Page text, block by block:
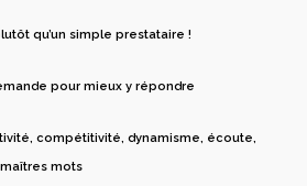
qu’un simple prestataire !
pour mieux y répondre
compétitivité, dynamisme, écoute,
mots